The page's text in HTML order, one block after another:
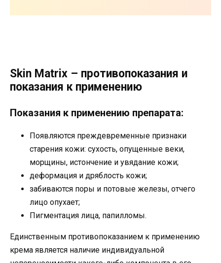
Skin Matrix – противопоказания и
показания к применению
Показания к применению препарата:
Появляются преждевременные признаки
старения кожи: сухость, опущенные веки,
морщины, истончение и увядание кожи;
деформация и дряблость кожи;
забиваются поры и потовые железы, отчего
лицо опухает;
Пигментация лица, папилломы.
Единственным противопоказанием к применению
крема является наличие индивидуальной